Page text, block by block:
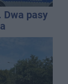
Dwa pasy